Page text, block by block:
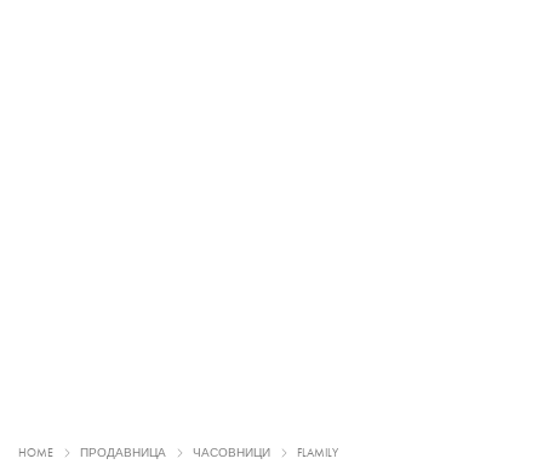
HOME ПРОДАВНИЦА ЧАСОВНИЦИ FLAMILY